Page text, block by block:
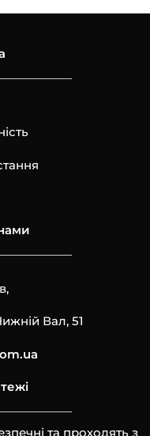
Вал, 51
та проходять з